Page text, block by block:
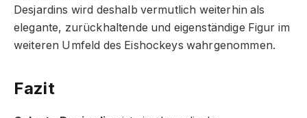
Desjardins wird deshalb vermutlich weiterhin als
elegante, zurückhaltende und eigenständige Figur im
weiteren Umfeld des Eishockeys wahrgenommen.
Fazit